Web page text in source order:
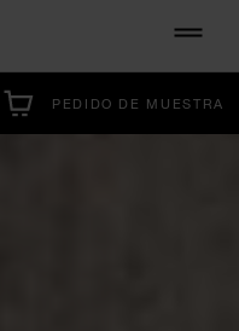
PEDIDO DE MUESTRA